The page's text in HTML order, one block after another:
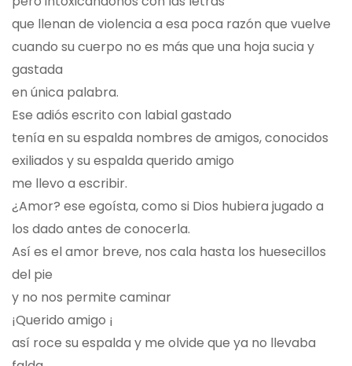
que llenan de violencia a esa poca razón que vuelve
cuando su cuerpo no es más que una hoja sucia y
gastada
en única palabra.
Ese adiós escrito con labial gastado
tenía en su espalda nombres de amigos, conocidos
exiliados y su espalda querido amigo
me llevo a escribir.
¿Amor? ese egoísta, como si Dios hubiera jugado a
los dado antes de conocerla.
Así es el amor breve, nos cala hasta los huesecillos
del pie
y no nos permite caminar
¡Querido amigo ¡
así roce su espalda y me olvide que ya no llevaba